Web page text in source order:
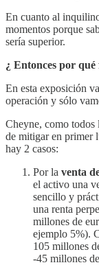
En cuanto al
momentos porque
sería superior.
¿ Entonces por
En esta exposición
operación y sólo
Cheyne, como todos
de mitigar en primer
hay 2 casos:
Por la venta
el activo una
sencillo y
una renta
millones de
ejemplo 5%).
105 millones
-45 millones